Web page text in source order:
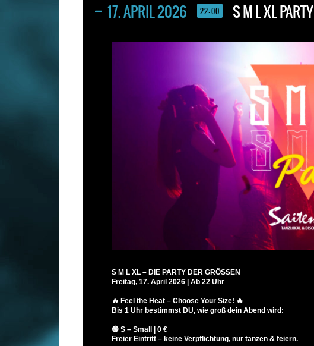
17. APRIL 2026 22:00 S M L XL PARTY
S M L XL – DIE PARTY DER GRÖSSEN
Freitag, 17. April 2026 | Ab 22 Uhr
🔥 Feel the Heat – Choose Your Size! 🔥
Bis 1 Uhr bestimmst DU, wie groß dein Abend wird:
🟢 S – Small | 0 €
Freier Eintritt – keine Verpflichtung, nur tanzen & feiern.